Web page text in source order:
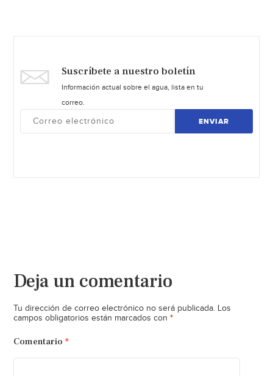
Suscríbete a nuestro boletín
Información actual sobre el agua, lista en tu
correo.
ENVIAR
Deja un comentario
Tu dirección de correo electrónico no será publicada. Los
campos obligatorios están marcados con *
Comentario *